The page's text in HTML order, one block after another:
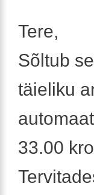
Tere,
Sõltub
täieliku
33.00